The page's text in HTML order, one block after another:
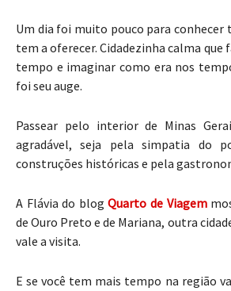
Um dia foi muito pouco para conhecer
tem a oferecer. Cidadezinha calma
tempo e imaginar como era nos
foi seu auge.
Passear pelo interior de Minas
agradável, seja pela simpatia do
construções históricas e pela
A Flávia do blogQuarto de Viagem
de Ouro Preto e de Mariana, outra
vale a visita.
E se você tem mais tempo na região